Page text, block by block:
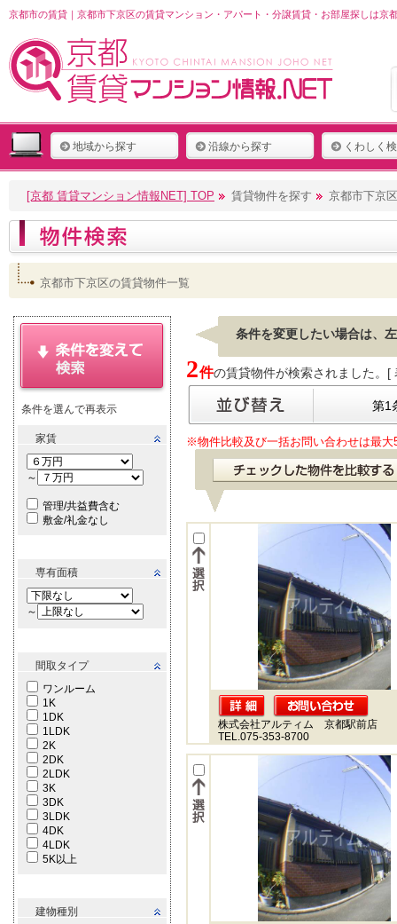
京都市の賃貸｜京都市下京区の賃貸マンション・アパート・分譲賃貸・お部屋探しは京
地域から探す 沿線から探す くわしく
[京都 賃貸マンション情報NET] TOP 賃貸物件を探す 京都市下京
京都市下京区の賃貸物件一覧
条件を選んで再表示
家賃
～
管理/共益費含む
敷金/礼金なし
専有面積
～
間取タイプ
ワンルーム
1K
1DK
1LDK
2K
2DK
2LDK
3K
3DK
3LDK
4DK
4LDK
5K以上
建物種別
条件を変更したい場合は、
2件の賃貸物件が検索されました。[
第1
※物件比較及び一括お問い合わせは最大
株式会社アルティム 京都駅前店
TEL.075-353-8700